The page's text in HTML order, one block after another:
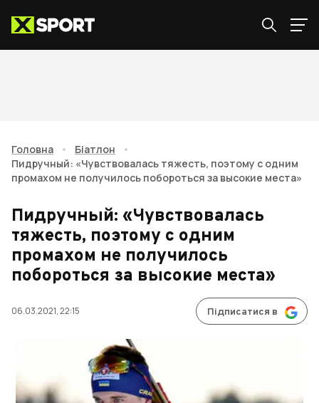
Головна • Біатлон
•
Пидручный: «Чувствовалась тяжесть, поэтому с одним
промахом не получилось побороться за высокие места»
Пидручный: «Чувствовалась
тяжесть, поэтому с одним
промахом не получилось
побороться за высокие места»
06.03.2021, 22:15 Підписатися в